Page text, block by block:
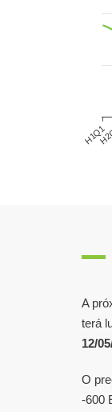
H1Q1
A
terá
12/
O
-600